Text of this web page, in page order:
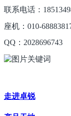
联系电话：
座机：010-
QQ：2028696743
走进卓锐